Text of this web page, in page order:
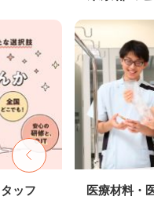
ッフ 医療材料・